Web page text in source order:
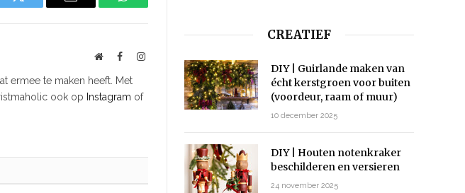
Twitter Email WhatsApp
WebsiteFacebookInstagram
ermee te maken heeft. Met
ook op Instagram of
CREATIEF
DIY | Guirlande maken van
écht kerstgroen voor buiten
(voordeur, raam of muur)
10 december 2025
DIY | Houten notenkraker
beschilderen en versieren
24 november 2025